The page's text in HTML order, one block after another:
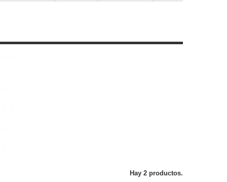
Hay 2 productos.